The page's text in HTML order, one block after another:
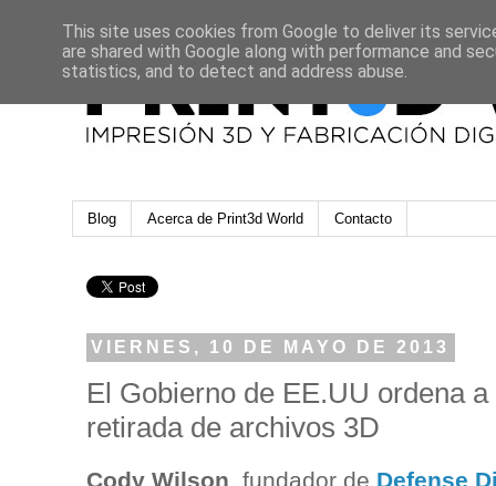
Blog Acerca de Print3d World Contacto
VIERNES, 10 DE MAYO DE 2013
El Gobierno de EE.UU ordena
retirada de archivos 3D
Cody Wilson, fundador de Defense
This site uses cookies from Google to deliver its
are shared with Google along with performance and
statistics, and to detect and address abuse.